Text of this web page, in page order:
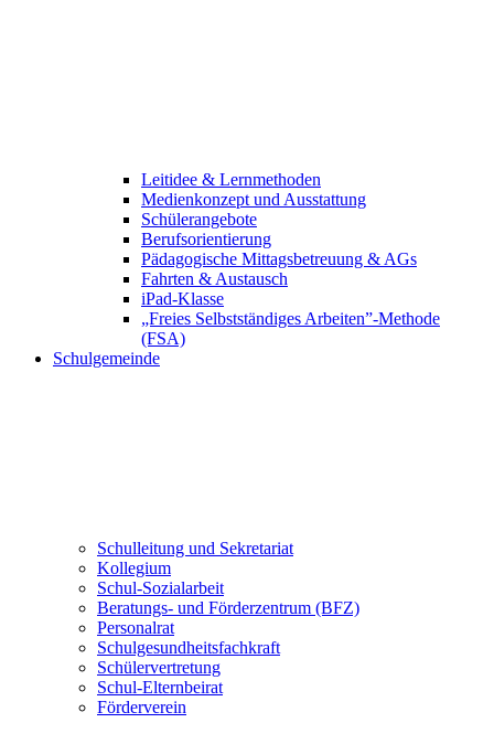
Leitidee & Lernmethoden
Medienkonzept und Ausstattung
Schülerangebote
Berufsorientierung
Pädagogische Mittagsbetreuung & AGs
Fahrten & Austausch
iPad-Klasse
„Freies Selbstständiges Arbeiten”-Methode
(FSA)
Schulgemeinde
Schulleitung und Sekretariat
Kollegium
Schul-Sozialarbeit
Beratungs- und Förderzentrum (BFZ)
Personalrat
Schulgesundheitsfachkraft
Schülervertretung
Schul-Elternbeirat
Förderverein